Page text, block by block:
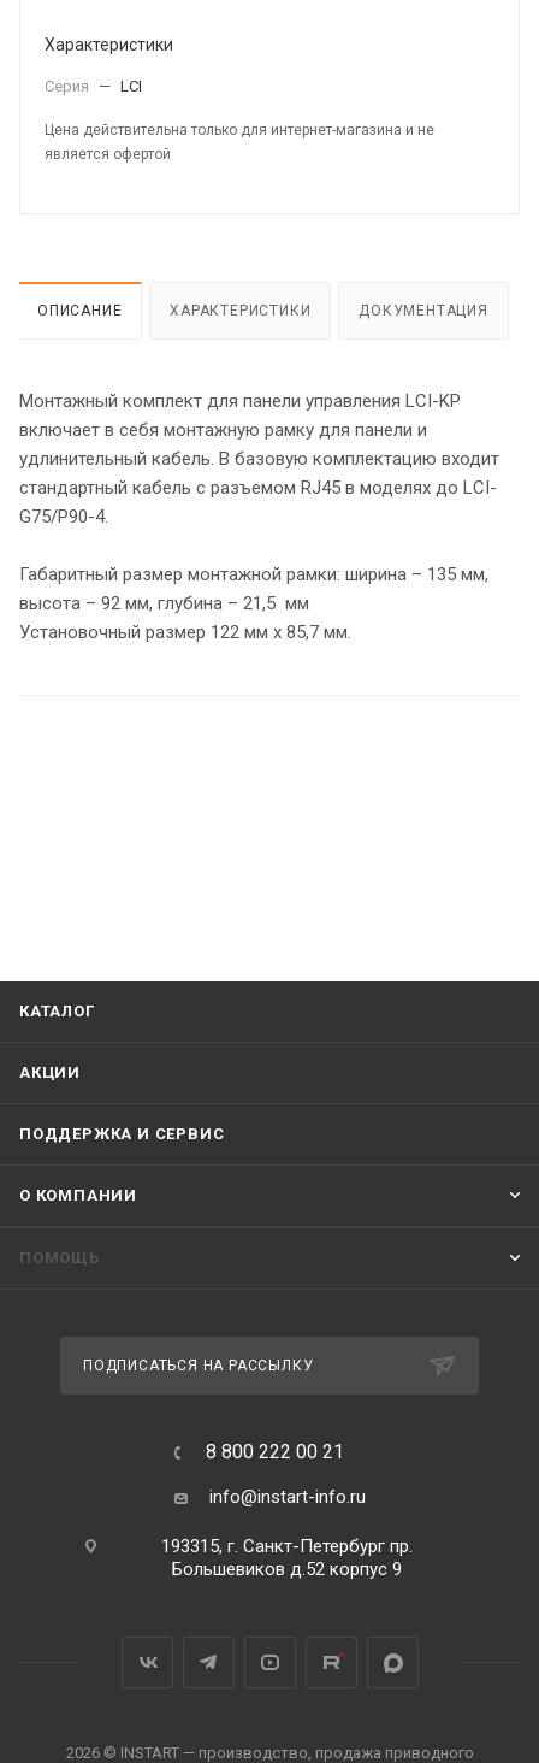
Характеристики
Серия — LCI
Цена действительна только для интернет-магазина и не
является офертой
ОПИСАНИЕ ХАРАКТЕРИСТИКИ ДОКУМЕНТАЦИЯ
Монтажный комплект для панели управления LCI-KP
включает в себя монтажную рамку для панели и
удлинительный кабель. В базовую комплектацию входит
стандартный кабель с разъемом RJ45 в моделях до LCI-
G75/P90-4.
Габаритный размер монтажной рамки: ширина – 135 мм,
высота – 92 мм, глубина – 21,5 мм
Установочный размер 122 мм х 85,7 мм.
КАТАЛОГ
АКЦИИ
ПОДДЕРЖКА И СЕРВИС
О КОМПАНИИ
ПОМОЩЬ
ПОДПИСАТЬСЯ НА РАССЫЛКУ
8 800 222 00 21
info@instart-info.ru
193315, г. Санкт-Петербург пр.
Большевиков д.52 корпус 9
2026 © INSTART — производство, продажа приводного